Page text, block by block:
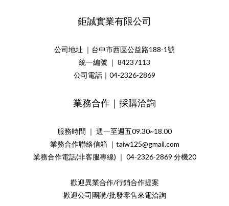
鉅誠實業有限公司
公司地址 ｜台中市西區公益路188-1號
統一編號 ｜ 84237113
公司電話｜04-2326-2869
業務合作｜採購洽詢
服務時間 ｜ 週一至週五09.30~18.00
業務合作聯絡信箱 ｜taiw125@gmail.com
業務合作電話(非客服專線) ｜ 04-2326-2869 分機20
歡迎異業合作/行銷合作提案
歡迎公司團購/批發零售來電洽詢